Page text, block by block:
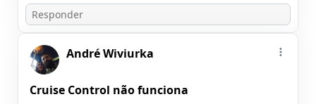
André Wiviurka
Cruise Control não funciona